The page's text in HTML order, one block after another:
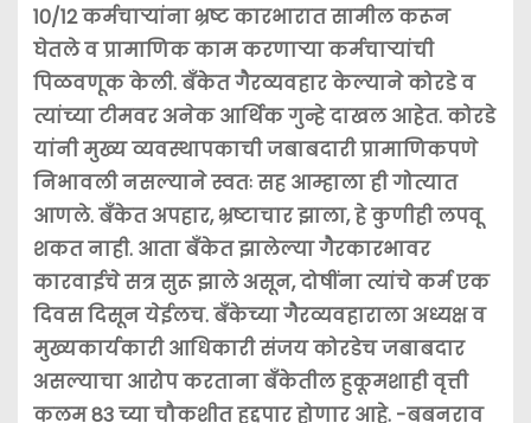
10/12 कर्मचार्‍यांना भ्रष्ट कारभारात सामील करून
घेतले व प्रामाणिक काम करणार्‍या कर्मचार्‍यांची
पिळवणूक केली. बँकेत गैरव्यवहार केल्याने कोरडे व
त्यांच्या टीमवर अनेक आर्थिक गुन्हे दाखल आहेत. कोरडे
यांनी मुख्य व्यवस्थापकाची जबाबदारी प्रामाणिकपणे
निभावली नसल्याने स्वतः सह आम्हाला ही गोत्यात
आणले. बँकेत अपहार, भ्रष्टाचार झाला, हे कुणीही लपवू
शकत नाही. आता बँकेत झालेल्या गैरकारभावर
कारवाईचे सत्र सुरू झाले असून, दोषींना त्यांचे कर्म एक
दिवस दिसून येईलच. बँकेच्या गैरव्यवहाराला अध्यक्ष व
मुख्यकार्यकारी आधिकारी संजय कोरडेच जबाबदार
असल्याचा आरोप करताना बँकेतील हुकूमशाही वृत्ती
कलम 83 च्या चौकशीत हद्दपार होणार आहे. -बबनराव